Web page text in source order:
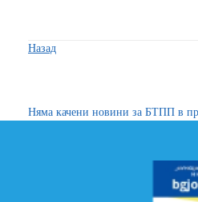
Назад
Няма качени новини за БТПП в